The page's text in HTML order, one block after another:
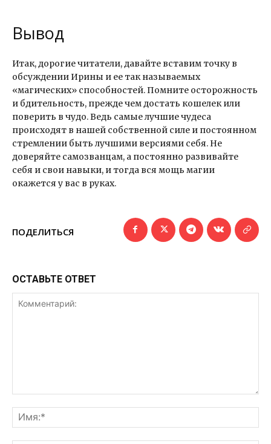
Вывод
Итак, дорогие читатели, давайте вставим точку в
обсуждении Ирины и ее так называемых
«магических» способностей. Помните осторожность
и бдительность, прежде чем достать кошелек или
поверить в чудо. Ведь самые лучшие чудеса
происходят в нашей собственной силе и постоянном
стремлении быть лучшими версиями себя. Не
доверяйте самозванцам, а постоянно развивайте
себя и свои навыки, и тогда вся мощь магии
окажется у вас в руках.
ПОДЕЛИТЬСЯ
ОСТАВЬТЕ ОТВЕТ